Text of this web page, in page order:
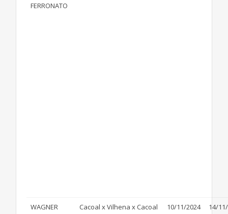
FERRONATO
WAGNER
Cacoal x Vilhena x Cacoal 10/11/2024 14/